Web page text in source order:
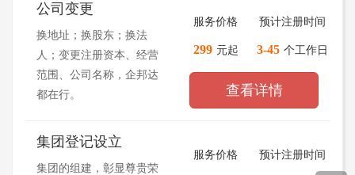
公司变更
换地址；换股东；换法
人；变更注册资本、经营
范围、公司名称，企邦达
都在行。
服务价格
299 元起
预计注册时间
3-45 个工作日
查看详情
集团登记设立
集团的组建，彰显尊贵荣
服务价格 预计注册时间